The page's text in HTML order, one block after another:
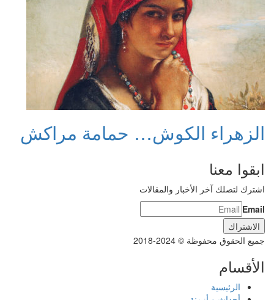
الزهراء الكوش… حمامة مراكش
ابقوا معنا
اشترك لتصلك آخر الأخبار والمقالات
Email
جميع الحقوق محفوظة © 2024-2018
الأقسام
الرئيسية